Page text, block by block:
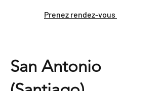
Prenez rendez-vous
San Antonio